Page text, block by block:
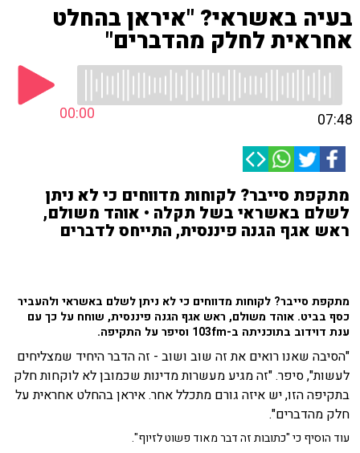
בעיה באשראי? "איראן בהחלט
אחראית לחלק מהדברים"
00:00 07:48
מתקפת סייבר? לקוחות מדווחים כי לא ניתן
לשלם באשראי בשל תקלה • אוהד משולם,
ראש אגף הגנה פיננסית, התייחס לדברים
מתקפת סייבר? לקוחות מדווחים כי לא ניתן לשלם באשראי ולהעביר
כסף בביט. אוהד משולם, ראש אגף הגנה פיננסית, שוחח על כך עם
ענת דוידוב בתוכניתה ב-103fm וסיפר על התקיפה.
"הסיבה שאנו רואים את זה שוב ושוב - זה הדבר היחיד שמצליחים
לעשות", סיפר. "זה מגיע מעשרות מדינות שכמובן לא לוקחות חלק
בתקיפה הזו, יש איזה גורם מתכלל אחר. איראן בהחלט אחראית על
חלק מהדברים".
עוד הוסיף כי "כתובות זה דבר מאוד פשוט לזיוף".